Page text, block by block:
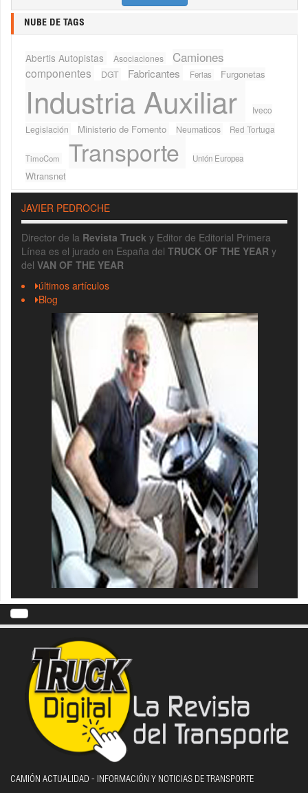
NUBE DE TAGS
Abertis Autopistas Asociaciones Camiones
componentes DGT Fabricantes Ferias Furgonetas
Industria Auxiliar
Iveco
Legislación
Ministerio de Fomento Neumaticos Red Tortuga
TimoCom Transporte Unión Europea
Wtransnet
JAVIER PEDROCHE
Director de la Revista Truck y Editor de Editorial Primera
Línea es el jurado en España del TRUCK OF THE YEAR y
del VAN OF THE YEAR
últimos artículos
Blog
CAMIÓN ACTUALIDAD - INFORMACIÓN Y NOTICIAS DE TRANSPORTE